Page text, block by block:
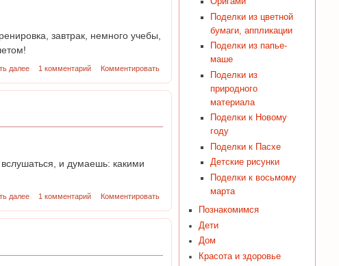
завтрак, немного учебы,
далее 1 комментарий Комментировать
и думаешь: какими
далее 1 комментарий Комментировать
Поделки из цветной
бумаги, аппликации
Поделки из папье-
маше
Поделки из
природного
материала
Поделки к Новому
году
Поделки к Пасхе
Детские рисунки
Поделки к восьмому
марта
Познакомимся
Дети
Дом
Красота и здоровье